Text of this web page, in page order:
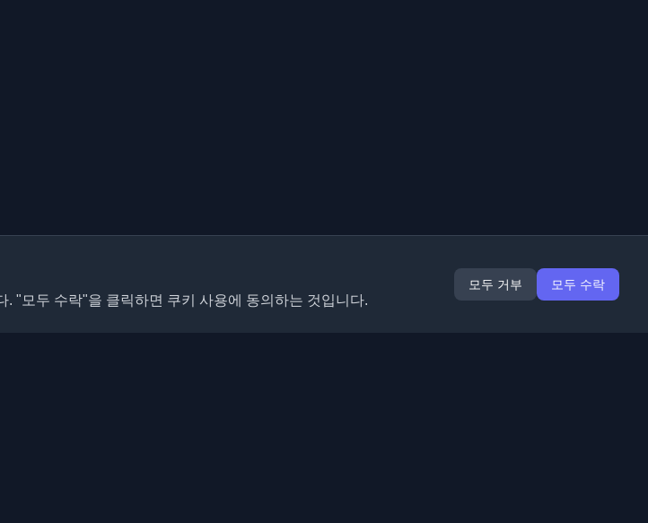
"모두 수락"을 클릭하면 쿠키 사용에 동의하는 것입니다.
모두 거부 모두 수락